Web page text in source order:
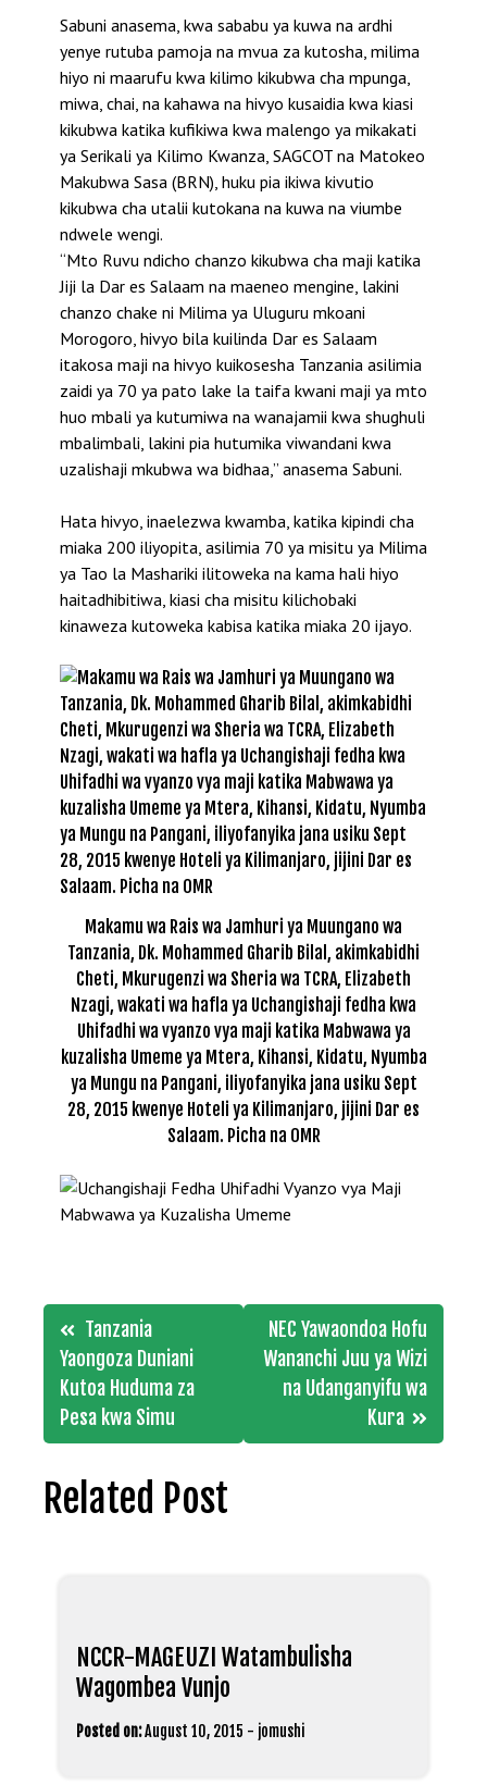
Sabuni anasema, kwa sababu ya kuwa na ardhi
yenye rutuba pamoja na mvua za kutosha, milima
hiyo ni maarufu kwa kilimo kikubwa cha mpunga,
miwa, chai, na kahawa na hivyo kusaidia kwa kiasi
kikubwa katika kufikiwa kwa malengo ya mikakati
ya Serikali ya Kilimo Kwanza, SAGCOT na Matokeo
Makubwa Sasa (BRN), huku pia ikiwa kivutio
kikubwa cha utalii kutokana na kuwa na viumbe
ndwele wengi.
“Mto Ruvu ndicho chanzo kikubwa cha maji katika
Jiji la Dar es Salaam na maeneo mengine, lakini
chanzo chake ni Milima ya Uluguru mkoani
Morogoro, hivyo bila kuilinda Dar es Salaam
itakosa maji na hivyo kuikosesha Tanzania asilimia
zaidi ya 70 ya pato lake la taifa kwani maji ya mto
huo mbali ya kutumiwa na wanajamii kwa shughuli
mbalimbali, lakini pia hutumika viwandani kwa
uzalishaji mkubwa wa bidhaa,” anasema Sabuni.
Hata hivyo, inaelezwa kwamba, katika kipindi cha
miaka 200 iliyopita, asilimia 70 ya misitu ya Milima
ya Tao la Mashariki ilitoweka na kama hali hiyo
haitadhibitiwa, kiasi cha misitu kilichobaki
kinaweza kutoweka kabisa katika miaka 20 ijayo.
Makamu wa Rais wa Jamhuri ya Muungano wa
Tanzania, Dk. Mohammed Gharib Bilal, akimkabidhi
Cheti, Mkurugenzi wa Sheria wa TCRA, Elizabeth
Nzagi, wakati wa hafla ya Uchangishaji fedha kwa
Uhifadhi wa vyanzo vya maji katika Mabwawa ya
kuzalisha Umeme ya Mtera, Kihansi, Kidatu, Nyumba
ya Mungu na Pangani, iliyofanyika jana usiku Sept
28, 2015 kwenye Hoteli ya Kilimanjaro, jijini Dar es
Salaam. Picha na OMR
Post
navigation
Tanzania
Yaongoza Duniani
Kutoa Huduma za
Pesa kwa Simu
NEC Yawaondoa Hofu
Wananchi Juu ya Wizi
na Udanganyifu wa
Kura
Related Post
NCCR-MAGEUZI Watambulisha
Wagombea Vunjo
Posted on:August 10, 2015 - jomushi